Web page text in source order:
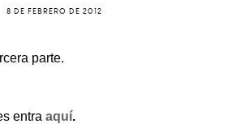
8 DE FEBRERO DE 2012
parte.
entra aquí.